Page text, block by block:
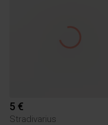
5 €
Stradivarius